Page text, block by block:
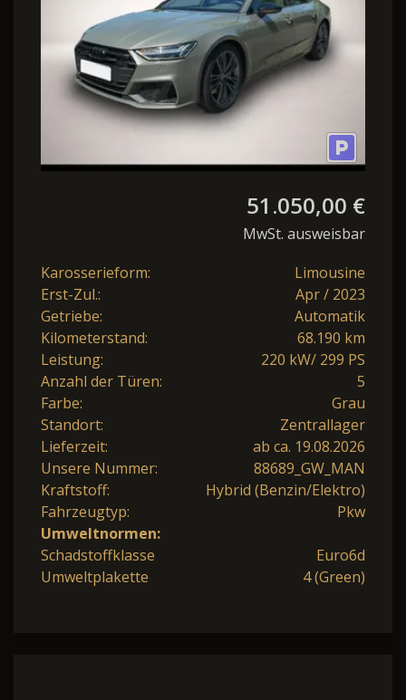
51.050,00 €
MwSt. ausweisbar
Karosserieform:
Limousine
Erst-Zul.:
Apr / 2023
Getriebe:
Automatik
Kilometerstand:
68.190 km
Leistung:
220 kW/ 299 PS
Anzahl der Türen:
5
Farbe:
Grau
Standort:
Zentrallager
Lieferzeit:
ab ca. 19.08.2026
Unsere Nummer:
88689_GW_MAN
Kraftstoff:
Hybrid (Benzin/Elektro)
Fahrzeugtyp:
Pkw
Umweltnormen:
Schadstoffklasse
Euro6d
Umweltplakette
4 (Green)